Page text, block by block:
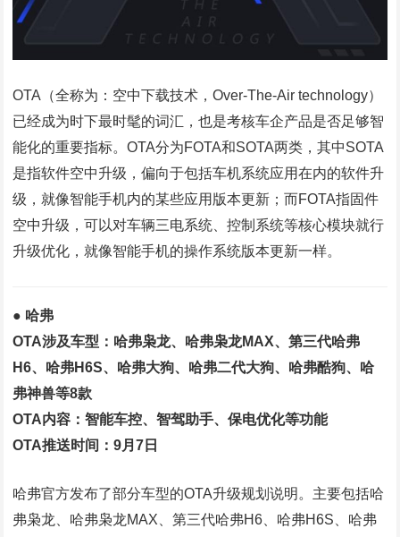
OTA（全称为：空中下载技术，Over-The-Air technology）
已经成为时下最时髦的词汇，也是考核车企产品是否足够智
能化的重要指标。OTA分为FOTA和SOTA两类，其中SOTA
是指软件空中升级，偏向于包括车机系统应用在内的软件升
级，就像智能手机内的某些应用版本更新；而FOTA指固件
空中升级，可以对车辆三电系统、控制系统等核心模块就行
升级优化，就像智能手机的操作系统版本更新一样。
● 哈弗
OTA涉及车型：哈弗枭龙、哈弗枭龙MAX、第三代哈弗
H6、哈弗H6S、哈弗大狗、哈弗二代大狗、哈弗酷狗、哈
弗神兽等8款
OTA内容：智能车控、智驾助手、保电优化等功能
OTA推送时间：9月7日
哈弗官方发布了部分车型的OTA升级规划说明。主要包括哈
弗枭龙、哈弗枭龙MAX、第三代哈弗H6、哈弗H6S、哈弗